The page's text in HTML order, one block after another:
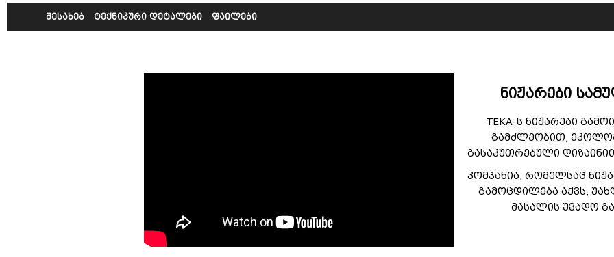
შესახებ ტექნიკური დეტალები ფაილები
ნიჟარები
TEKA-ს ნიჟარები
გამძლეობით,
გასაკუთრებული
კომპანია, რომელსაც
გამოცდილება აქვს,
მასალის უვადო